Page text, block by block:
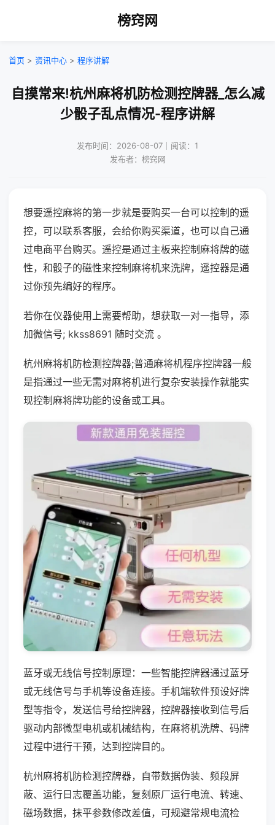
榜窍网
首页 > 资讯中心 > 程序讲解
自摸常来!杭州麻将机防检测控牌器_怎么减
少骰子乱点情况-程序讲解
发布时间：2026-08-07｜阅读：1
发布者：榜窍网
想要遥控麻将的第一步就是要购买一台可以控制的遥
控，可以联系客服，会给你购买渠道，也可以自己通
过电商平台购买。遥控是通过主板来控制麻将牌的磁
性，和骰子的磁性来控制麻将机来洗牌，遥控器是通
过你预先编好的程序。
若你在仪器使用上需要帮助，想获取一对一指导，添
加微信号; kkss8691 随时交流 。
杭州麻将机防检测控牌器;普通麻将机程序控牌器一般
是指通过一些无需对麻将机进行复杂安装操作就能实
现控制麻将牌功能的设备或工具。
蓝牙或无线信号控制原理：一些智能控牌器通过蓝牙
或无线信号与手机等设备连接。手机端软件预设好牌
型等指令，发送信号给控牌器，控牌器接收到信号后
驱动内部微型电机或机械结构，在麻将机洗牌、码牌
过程中进行干预，达到控牌目的。
杭州麻将机防检测控牌器，自带数据伪装、频段屏
蔽、运行日志覆盖功能，复刻原厂运行电流、转速、
磁场数据，抹平参数修改差值，可规避常规电流检